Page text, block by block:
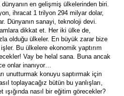
en gelişmiş ülkelerinden biri.
ihracat 1 trilyon 294 milyar dolar,
Dünyanın sanayi, teknoloji devi.
dikkat et. Her iki ülke de,
olduğu ülkeler. En büyük zarar bize
Bu ülkelere ekonomik yaptırım
Vay be helal sana. Buna ancak
onlar inanıyor…
unutturmak konuyu saptırmak için
toplayacağız bütün bu yanlışları,
ışığında nasıl bir eğitim görecekler?